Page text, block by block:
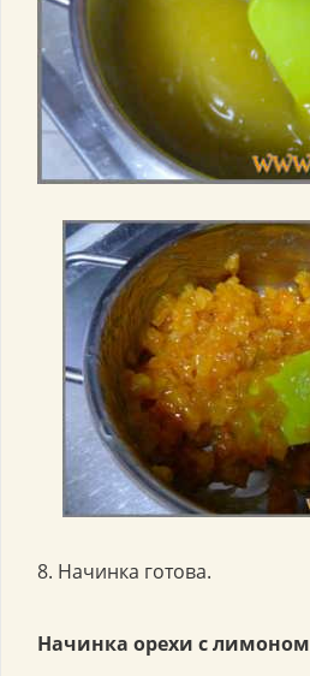
8. Начинка готова.
Начинка орехи с лимоном